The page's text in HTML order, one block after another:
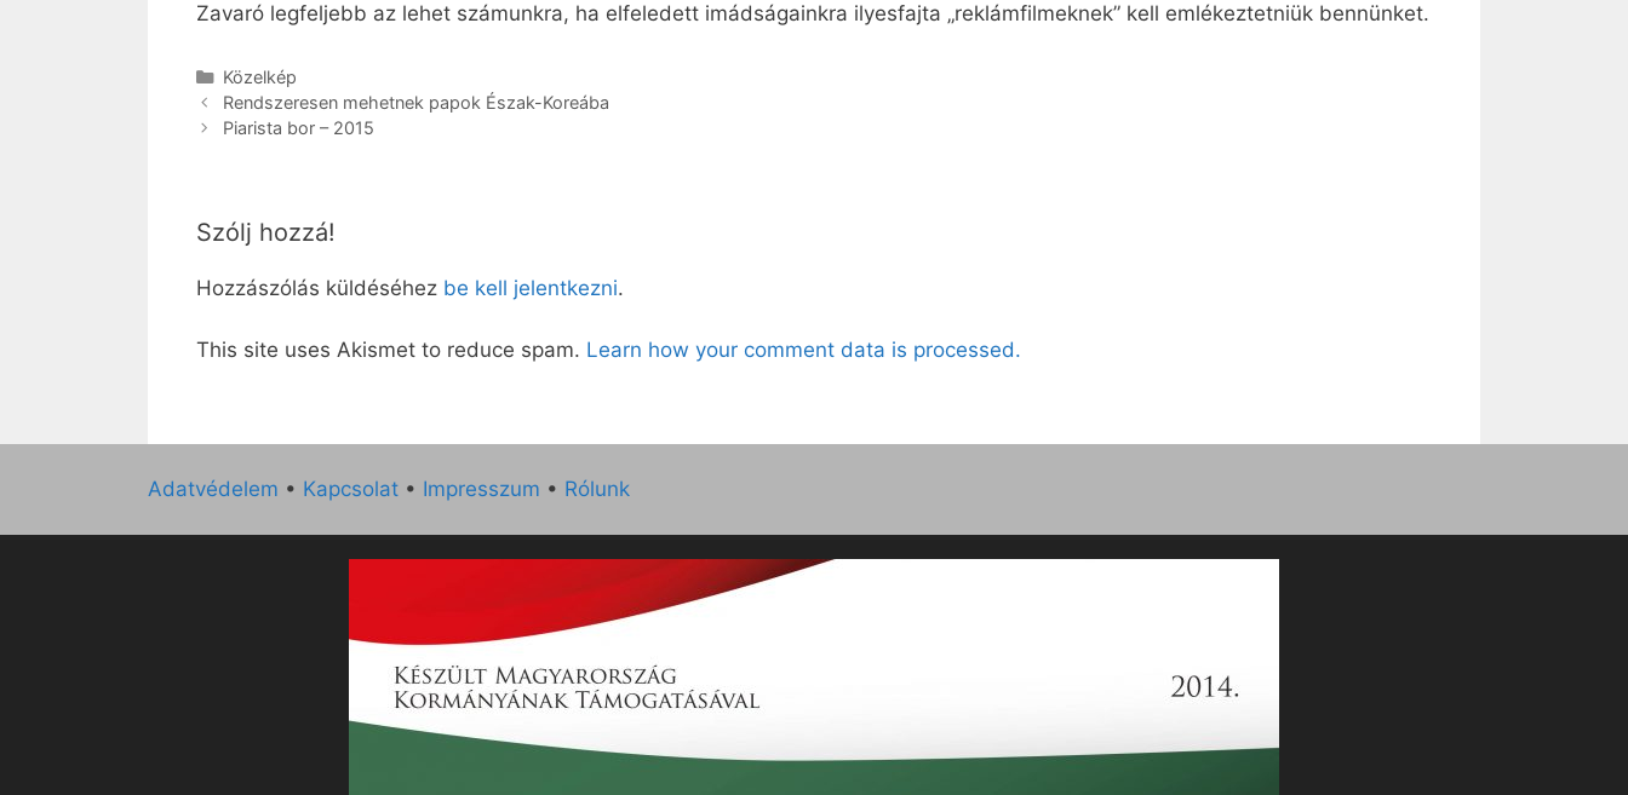
Zavaró legfeljebb az lehet számunkra, ha elfeledett imádságainkra ilyesfajta „reklámfilmeknek” kell emlékeztetniük bennünket.
Kategória
Közelkép
Rendszeresen mehetnek papok Észak-Koreába
Piarista bor – 2015
Szólj hozzá!
Hozzászólás küldéséhez be kell jelentkezni.
This site uses Akismet to reduce spam. Learn how your comment data is processed.
Adatvédelem • Kapcsolat • Impresszum • Rólunk